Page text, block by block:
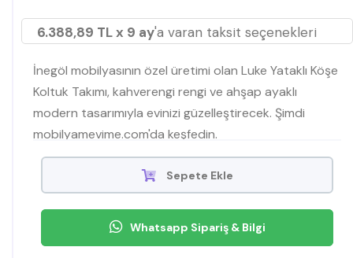
6.388,89 TL x 9 ay'a varan taksit seçenekleri
İnegöl mobilyasının özel üretimi olan Luke Yataklı Köşe
Koltuk Takımı, kahverengi rengi ve ahşap ayaklı
modern tasarımıyla evinizi güzelleştirecek. Şimdi
mobilyamevime.com'da keşfedin.
Sepete Ekle
Whatsapp Sipariş & Bilgi